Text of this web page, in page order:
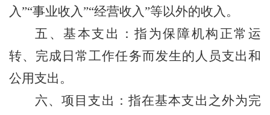
入”“事业收入”“经营收入”等以外的收入。
五、基本支出
：指为保障机构正常运
转、完成日常工作任务而发生的人员支出和
公用支出。
六、项目支出 ：指在基本支出之外为完